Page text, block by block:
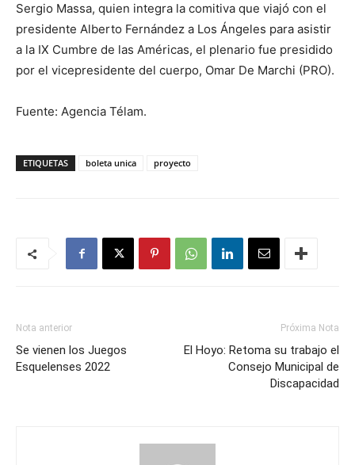
Sergio Massa, quien integra la comitiva que viajó con el
presidente Alberto Fernández a Los Ángeles para asistir
a la IX Cumbre de las Américas, el plenario fue presidido
por el vicepresidente del cuerpo, Omar De Marchi (PRO).
Fuente: Agencia Télam.
ETIQUETAS boleta unica proyecto
Nota anterior
Se vienen los Juegos
Esquelenses 2022
Próxima Nota
El Hoyo: Retoma su trabajo el
Consejo Municipal de
Discapacidad